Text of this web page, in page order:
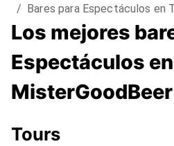
/ Bares para Espectáculos en
Los mejores
Espectáculos en
MisterGoodBeer
Tours